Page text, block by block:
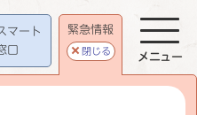
マート
口
緊急情報
閉じる
メニュー